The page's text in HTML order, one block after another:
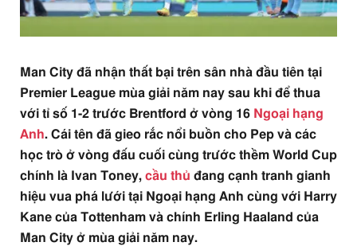
Man City đã nhận thất bại trên sân nhà đầu tiên tại
Premier League mùa giải năm nay sau khi để thua
với tỉ số 1-2 trước Brentford ở vòng 16 Ngoại hạng
Anh. Cái tên đã gieo rắc nổi buồn cho Pep và các
học trò ở vòng đấu cuối cùng trước thềm World Cup
chính là Ivan Toney, cầu thủ đang cạnh tranh gianh
hiệu vua phá lưới tại Ngoại hạng Anh cùng với Harry
Kane của Tottenham và chính Erling Haaland của
Man City ở mùa giải năm nay.